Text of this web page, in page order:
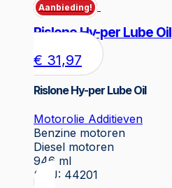
Aanbieding!
Rislone Hy-per Lube Oil
€ 31,97
Rislone Hy-per Lube Oil
Motorolie Additieven
Benzine motoren
Diesel motoren
946 ml
SKU: 44201